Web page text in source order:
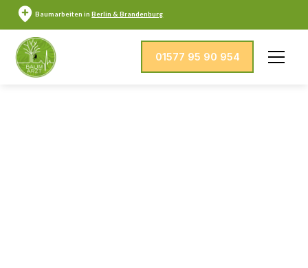
Baumarbeiten inBerlin & Brandenburg
01577 95 90 954